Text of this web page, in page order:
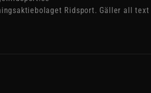
Ridsport. Gäller all text